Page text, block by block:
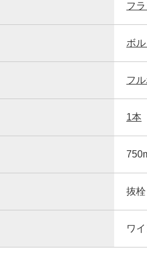
フ
ボ
フ
1本
抜
ワ